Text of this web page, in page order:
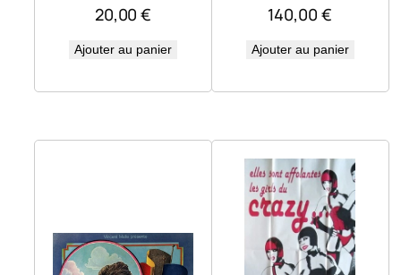
20,00€
Ajouter au panier
140,00 €
Ajouter au panier